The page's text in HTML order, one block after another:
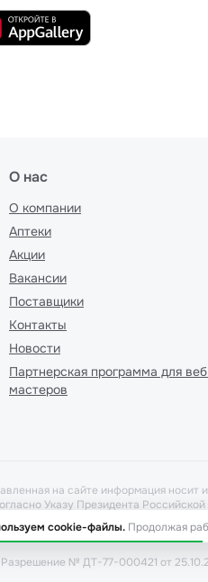
О нас
О компании
Аптеки
Акции
Вакансии
Поставщики
Контакты
Новости
Партнерская программа для
мастеров
на сайте информация носит
Указу Президента
и забрать в аптеке при
№ ДТ-77-000421 от
cookie-файлы. Продолжая